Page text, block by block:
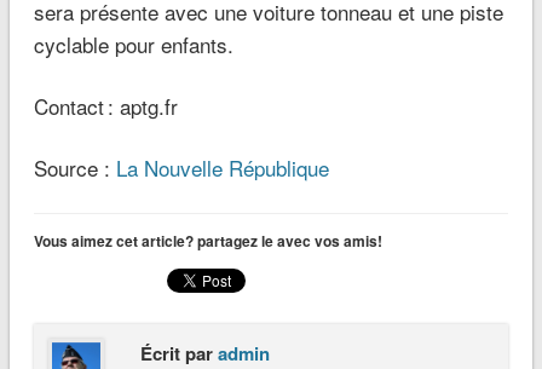
sera présente avec une voiture tonneau et une piste
cyclable pour enfants.
Contact : aptg.fr
Source : La Nouvelle République
Vous aimez cet article? partagez le avec vos amis!
Écrit paradmin